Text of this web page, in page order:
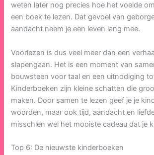
weten later nog precies hoe het voelde
een boek te lezen. Dat gevoel van
aandacht neem je een leven lang mee.
Voorlezen is dus veel meer dan een
slapengaan. Het is een moment van
bouwsteen voor taal en een uitnodiging
Kinderboeken zijn kleine schatten die
maken. Door samen te lezen geef je je
woorden, maar ook tijd, aandacht en
misschien wel het mooiste cadeau dat je
Top 6: De nieuwste kinderboeken